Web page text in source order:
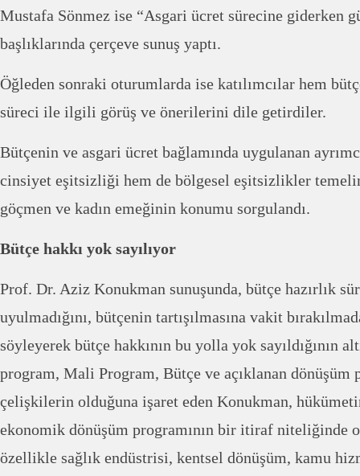
Mustafa Sönmez ise “Asgari ücret sürecine giderken
başlıklarında çerçeve sunuş yaptı.
Öğleden sonraki oturumlarda ise katılımcılar hem
süreci ile ilgili görüş ve önerilerini dile getirdiler.
Bütçenin ve asgari ücret bağlamında uygulanan
cinsiyet eşitsizliği hem de bölgesel eşitsizlikler
göçmen ve kadın emeğinin konumu sorgulandı.
Bütçe hakkı yok sayılıyor
Prof. Dr. Aziz Konukman sunuşunda, bütçe hazırlık
uyulmadığını, bütçenin tartışılmasına vakit
söyleyerek bütçe hakkının bu yolla yok sayıldığının
program, Mali Program, Bütçe ve açıklanan dönüşüm
çelişkilerin olduğuna işaret eden Konukman,
ekonomik dönüşüm programının bir itiraf niteliğinde
özellikle sağlık endüstrisi, kentsel dönüşüm, kamu